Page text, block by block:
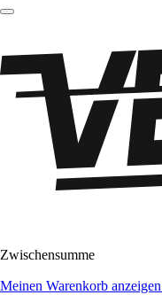
Zwischensumme
Meinen Warenkorb anzeigen